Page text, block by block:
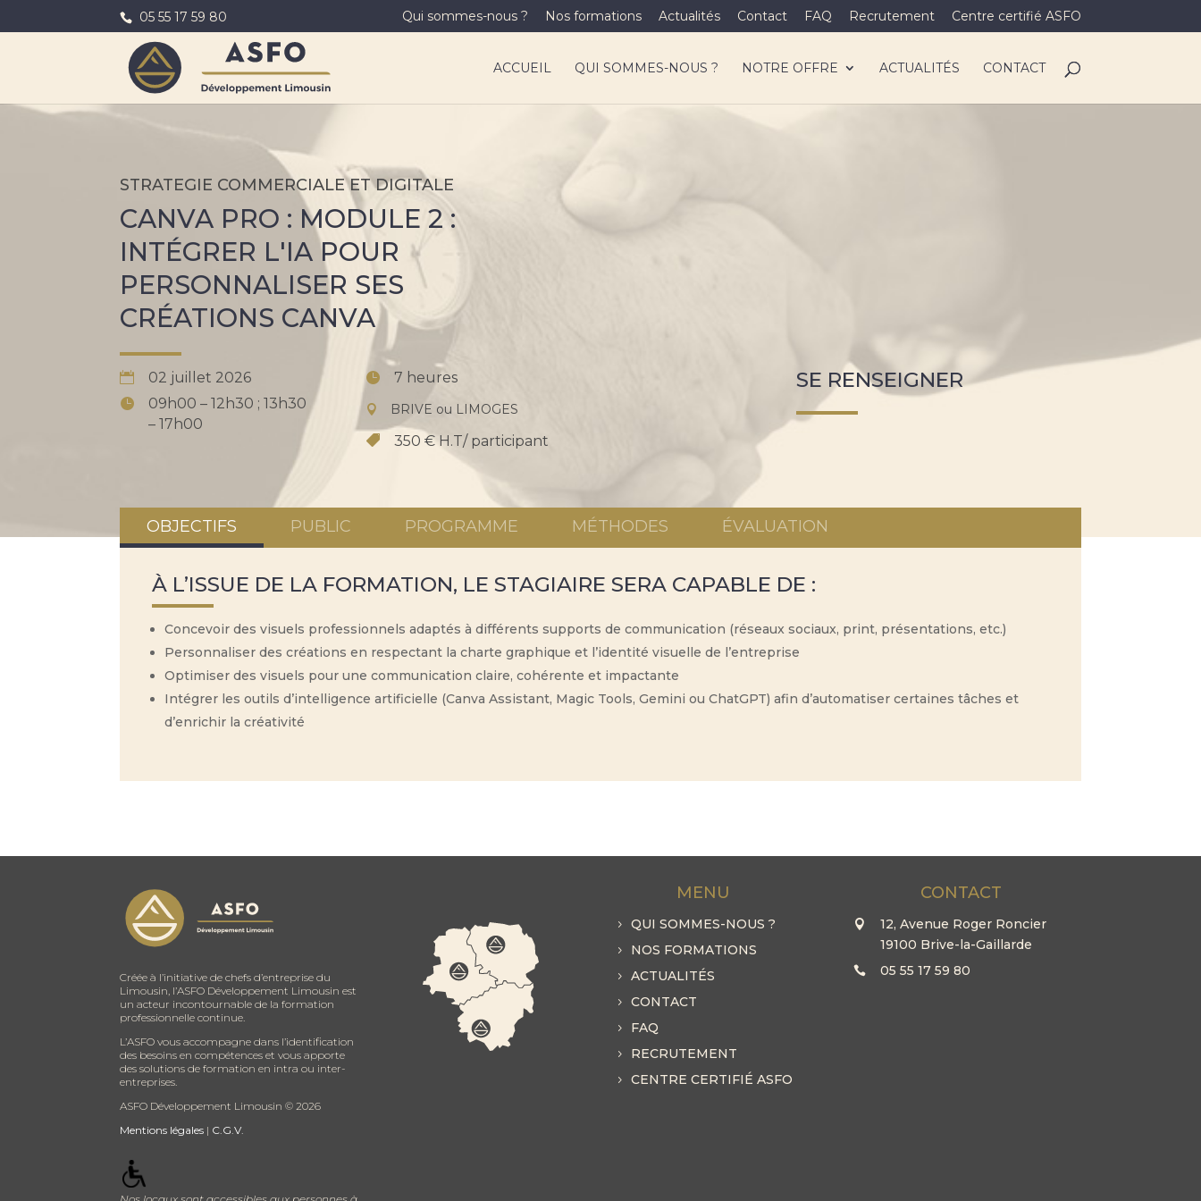
05 55 17 59 80 Qui sommes-nous ? Nos formations Actualités Contact FAQ Recrutement Centre certifié ASFO
ACCUEIL QUI SOMMES-NOUS ? NOTRE OFFRE ACTUALITÉS CONTACT
STRATEGIE COMMERCIALE ET DIGITALE
CANVA PRO : MODULE 2 :
INTÉGRER L'IA POUR
PERSONNALISER SES
CRÉATIONS CANVA
02 juillet 2026
09h00 – 12h30 ; 13h30
– 17h00
7 heures
BRIVE ou LIMOGES
350 € H.T/ participant
SE RENSEIGNER
OBJECTIFS PUBLIC PROGRAMME MÉTHODES ÉVALUATION
À L’ISSUE DE LA FORMATION, LE STAGIAIRE SERA CAPABLE DE :
Concevoir des visuels professionnels adaptés à différents supports de communication (réseaux sociaux, print, présentations, etc.)
Personnaliser des créations en respectant la charte graphique et l’identité visuelle de l’entreprise
Optimiser des visuels pour une communication claire, cohérente et impactante
Intégrer les outils d’intelligence artificielle (Canva Assistant, Magic Tools, Gemini ou ChatGPT) afin d’automatiser certaines tâches et
d’enrichir la créativité
Créée à l’initiative de chefs d’entreprise du
Limousin, l’ASFO Développement Limousin est
un acteur incontournable de la formation
professionnelle continue.
L’ASFO vous accompagne dans l’identification
des besoins en compétences et vous apporte
des solutions de formation en intra ou inter-
entreprises.
ASFO Développement Limousin ©2026
Mentions légales | C.G.V.
MENU
QUI SOMMES-NOUS ?
NOS FORMATIONS
ACTUALITÉS
CONTACT
FAQ
RECRUTEMENT
CENTRE CERTIFIÉ ASFO
CONTACT
12, Avenue Roger Roncier
19100 Brive-la-Gaillarde
05 55 17 59 80